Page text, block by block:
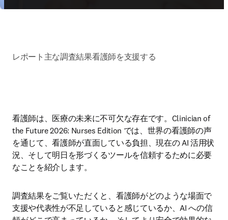
レポート 主な調査結果看護師を支援する
看護師は、医療の未来に不可欠な存在です。Clinician of
the Future 2026: Nurses Edition では、世界の看護師の声
を通じて、看護師が直面している負担、現在の AI 活用状
況、そして明日を形づくるツールを信頼するために必要
なことを紹介します。
調査結果をご覧いただくと、看護師がどのような場面で
支援や代表性が不足していると感じているか、AI への信